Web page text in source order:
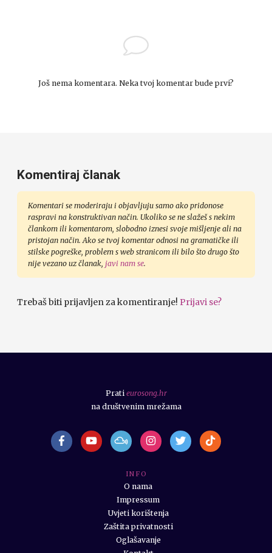
Još nema komentara. Neka tvoj komentar bude prvi?
Komentiraj članak
Komentari se moderiraju i objavljuju samo ako pridonose
raspravi na konstruktivan način. Ukoliko se ne slažeš s nekim
člankom ili komentarom, slobodno iznesi svoje mišljenje ali na
pristojan način. Ako se tvoj komentar odnosi na gramatičke ili
stilske pogreške, problem s web stranicom ili bilo što drugo što
nije vezano uz članak, javi nam se.
Trebaš biti prijavljen za komentiranje! Prijavi se?
I N F O
O nama
Impressum
Uvjeti korištenja
Zaštita privatnosti
Oglašavanje
Prati eurosong.hr
na društvenim mrežama